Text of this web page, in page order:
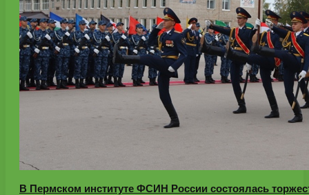
В Пермском институте ФСИН России состоялась